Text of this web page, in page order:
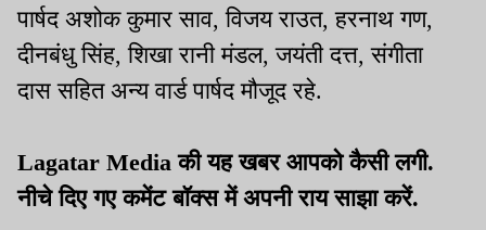
पार्षद अशोक कुमार साव, विजय राउत, हरनाथ गण,
दीनबंधु सिंह, शिखा रानी मंडल, जयंती दत्त, संगीता
दास सहित अन्य वार्ड पार्षद मौजूद रहे.
Lagatar Media की यह खबर आपको कैसी लगी.
नीचे दिए गए कमेंट बॉक्स में अपनी राय साझा करें.